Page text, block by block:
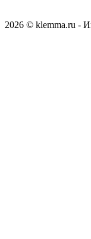
2026 © klemma.ru -